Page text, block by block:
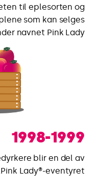
til eplesorten og
som kan selges
navnet Pink Lady®.
1998-1999
blir en del av
Pink Lady®-eventyret.